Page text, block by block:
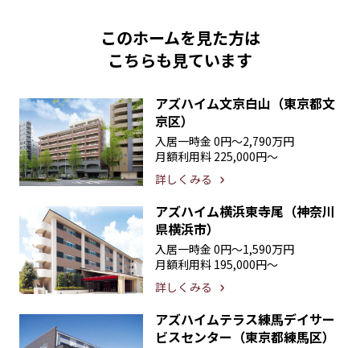
このホームを見た方は
こちらも見ています
アズハイム文京白山（東京都文
京区）
入居一時金 0円〜2,790万円
月額利用料 225,000円〜
詳しくみる
アズハイム横浜東寺尾（神奈川
県横浜市）
入居一時金 0円〜1,590万円
月額利用料 195,000円〜
詳しくみる
アズハイムテラス練馬デイサー
ビスセンター（東京都練馬区）